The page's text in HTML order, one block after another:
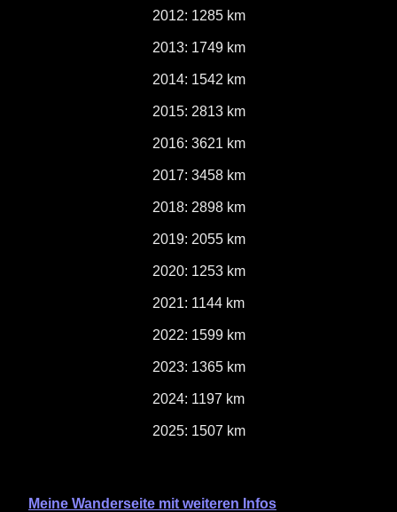
2012: 1285 km
2013: 1749 km
2014: 1542 km
2015: 2813 km
2016: 3621 km
2017: 3458 km
2018: 2898 km
2019: 2055 km
2020: 1253 km
2021: 1144 km
2022: 1599 km
2023: 1365 km
2024: 1197 km
2025: 1507 km
Meine Wanderseite mit weiteren Infos